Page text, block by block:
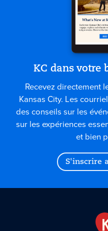
KC dans votre
Recevez directement
Kansas City. Les
des conseils sur les
sur les expériences
et bien
S'inscrire